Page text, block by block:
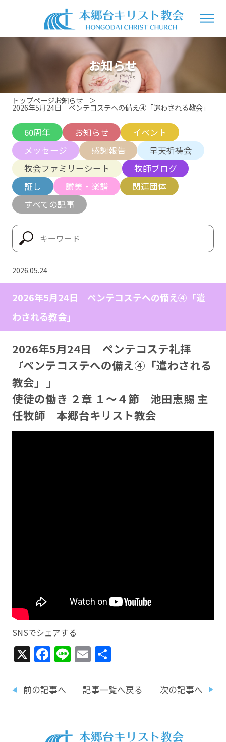
お知らせ
トップページお知らせ
2026年5月24日 ペンテコステへの備え④「遣わされる教会」
60周年 お知らせ
イベント
メッセージ
感謝報告
早天祈祷会
牧会ファミリーシート
牧師ブログ
証し
讃美・楽譜
関連団体
すべての記事
2026.05.24
2026年5月24日 ペンテコステへの備え④「遣
わされる教会」
2026年5月24日 ペンテコステ礼拝
『ペンテコステへの備え④「遣わされる
教会」』
使徒の働き ２章 １〜４節 池田恵賜 主
任牧師 本郷台キリスト教会
SNSでシェアする
X Facebook
LineEmail
共
前の記事へ 記事一覧へ戻る 次の記事へ